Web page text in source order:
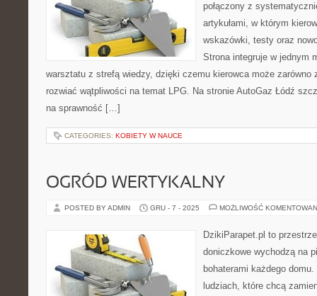
połączony z
artykułami, w którym
wskazówki, testy oraz
Strona integruje w jednym
warsztatu z strefą wiedzy, dzięki czemu kierowca może zarówno
rozwiać wątpliwości na temat LPG. Na stronie AutoGaz Łódź
na sprawność […]
CATEGORIES: KOBIETY W NAUCE
OGRÓD WERTYKALNY
POSTED BY ADMIN GRU - 7 - 2025 MOŻLIWOŚĆ
DzikiParapet.pl to
doniczkowe wychodzą na
bohaterami każdego
ludziach, które chcą